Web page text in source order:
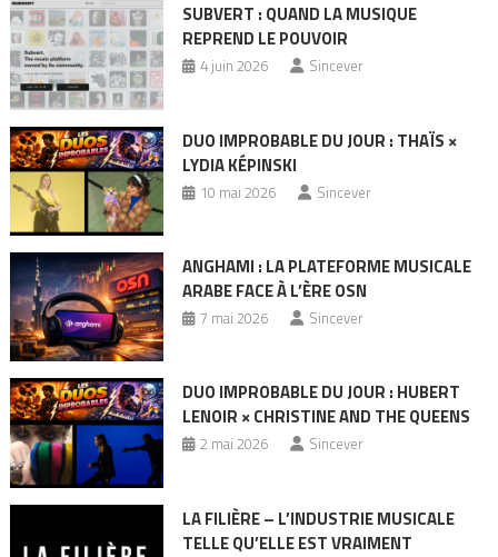
SUBVERT : QUAND LA MUSIQUE
REPREND LE POUVOIR
4 juin 2026 Sincever
DUO IMPROBABLE DU JOUR : THAÏS ×
LYDIA KÉPINSKI
10 mai 2026 Sincever
ANGHAMI : LA PLATEFORME MUSICALE
ARABE FACE À L’ÈRE OSN
7 mai 2026 Sincever
DUO IMPROBABLE DU JOUR : HUBERT
LENOIR × CHRISTINE AND THE QUEENS
2 mai 2026 Sincever
LA FILIÈRE – L’INDUSTRIE MUSICALE
TELLE QU’ELLE EST VRAIMENT